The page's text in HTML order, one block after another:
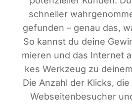
schnel­ler
gefun­den – genau das,
So kannst du dei­ne
mie­ren und das Inter­net
kes Werk­zeug zu
Die Anzahl der Klicks,
Web­sei­ten­be­su­cher